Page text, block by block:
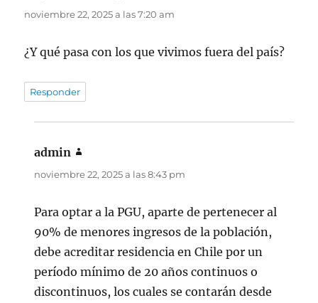
noviembre 22, 2025 a las 7:20 am
¿Y qué pasa con los que vivimos fuera del país?
Responder
admin
noviembre 22, 2025 a las 8:43 pm
Para optar a la PGU, aparte de pertenecer al
90% de menores ingresos de la población,
debe acreditar residencia en Chile por un
período mínimo de 20 años continuos o
discontinuos, los cuales se contarán desde